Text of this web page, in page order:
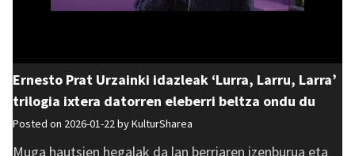
Ernesto Prat Urzainki idazleak ‘Lurra, Larru, Larra’
trilogia ixtera datorren eleberri beltza ondu du
Posted on 2026-01-22 byKulturSharea
Muga hautsien hegalak da lan berriaren izenburua eta